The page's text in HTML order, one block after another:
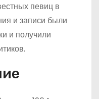
певиц в
и записи были
и получили